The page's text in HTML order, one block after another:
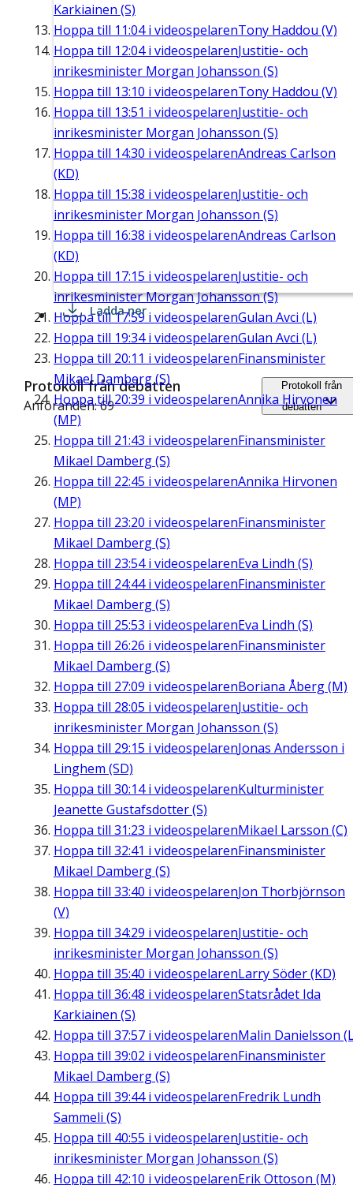
Karkiainen (S)
Hoppa till 11:04i videospelarenTony Haddou (V)
Hoppa till 12:04i videospelarenJustitie- och
inrikesminister Morgan Johansson (S)
Hoppa till 13:10 i videospelarenTony Haddou (V)
Hoppa till 13:51 i videospelarenJustitie- och
inrikesminister Morgan Johansson (S)
Hoppa till 14:30 i videospelarenAndreas Carlson
(KD)
Hoppa till 15:38 i videospelarenJustitie- och
inrikesminister Morgan Johansson (S)
Hoppa till 16:38 i videospelarenAndreas Carlson
(KD)
Hoppa till 17:15 i videospelarenJustitie- och
inrikesminister Morgan Johansson (S)
Hoppa till17:59 i videospelarenGulan Avci (L)
Hoppa till 19:34i videospelarenGulan Avci (L)
Hoppa till 20:11 i videospelarenFinansminister
Mikael Damberg (S)
Hoppa till20:39 i videospelarenAnnika Hirvonen
(MP)
Hoppa till 21:43 i videospelarenFinansminister
Mikael Damberg (S)
Hoppa till 22:45 i videospelarenAnnika Hirvonen
(MP)
Hoppa till 23:20 i videospelarenFinansminister
Mikael Damberg (S)
Hoppa till 23:54i videospelarenEva Lindh (S)
Hoppa till 24:44i videospelarenFinansminister
Mikael Damberg (S)
Hoppa till 25:53 i videospelarenEva Lindh (S)
Hoppa till 26:26 i videospelarenFinansminister
Mikael Damberg (S)
Hoppa till 27:09 i videospelarenBoriana Åberg (M)
Hoppa till 28:05 i videospelarenJustitie- och
inrikesminister Morgan Johansson (S)
Hoppa till 29:15 i videospelarenJonas Andersson i
Linghem (SD)
Hoppa till 30:14i videospelarenKulturminister
Jeanette Gustafsdotter (S)
Hoppa till 31:23 i videospelarenMikael Larsson (C)
Hoppa till 32:41 i videospelarenFinansminister
Mikael Damberg (S)
Hoppa till 33:40 i videospelarenJon Thorbjörnson
(V)
Hoppa till 34:29 i videospelarenJustitie- och
inrikesminister Morgan Johansson (S)
Hoppa till 35:40 i videospelarenLarry Söder (KD)
Hoppa till 36:48 i videospelarenStatsrådet Ida
Karkiainen (S)
Hoppa till 37:57 i videospelarenMalin Danielsson
Hoppa till 39:02 i videospelarenFinansminister
Mikael Damberg (S)
Hoppa till 39:44i videospelarenFredrik Lundh
Sammeli (S)
Hoppa till 40:55 i videospelarenJustitie- och
inrikesminister Morgan Johansson (S)
Hoppa till 42:10 i videospelarenErik Ottoson (M)
Ladda ner
Protokoll från debatten
Anföranden: 69
Protokoll från
debatten